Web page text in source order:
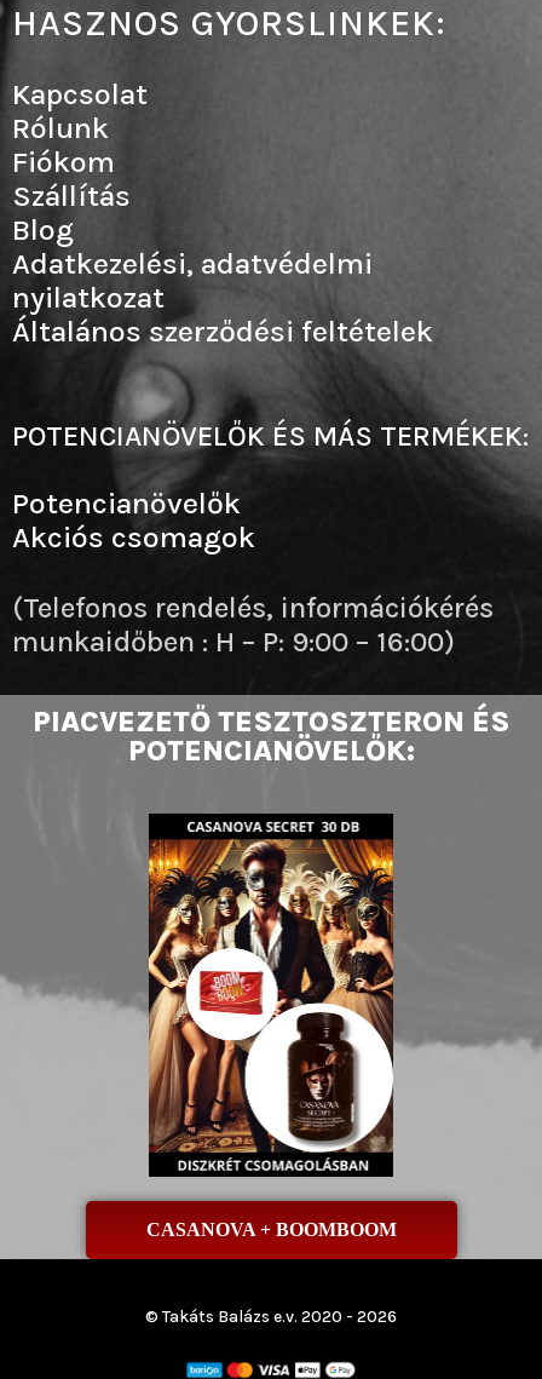
PIACVEZETŐ TESZTOSZTERON ÉS
POTENCIANÖVELŐK:
CASANOVA + BOOMBOOM
HASZNOS GYORSLINKEK:
Kapcsolat
Rólunk
Fiókom
Szállítás
Blog
Adatkezelési, adatvédelmi
nyilatkozat
Általános szerződési feltételek
POTENCIANÖVELŐK ÉS MÁS TERMÉKEK:
Potencianövelők
Akciós csomagok
(Telefonos rendelés, információkérés
munkaidőben : H – P: 9:00 – 16:00)
© Takáts Balázs e.v. 2020 - 2026